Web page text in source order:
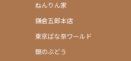
ねんりん家
鎌倉五郎本店
東京ばな奈ワールド
銀のぶどう